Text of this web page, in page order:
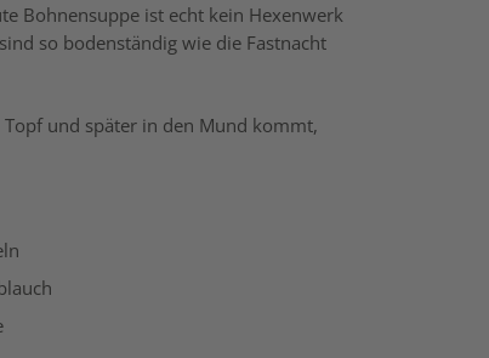
Bohnensuppe ist echt kein Hexenwerk
so bodenständig wie die Fastnacht
Topf und später in den Mund kommt,